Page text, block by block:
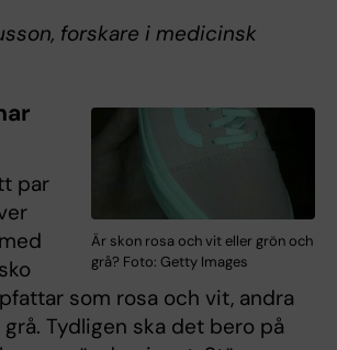
forskare i medicinsk
Är skon rosa och vit eller grön och
grå? Foto: Getty Images
par
som rosa och vit, andra
Tydligen ska det bero på